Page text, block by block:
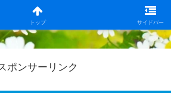
トップ サイドバー
ス録
ポンサーリンク